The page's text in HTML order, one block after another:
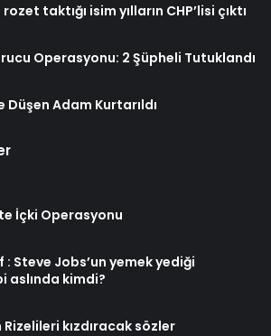
taktığı isim yılların CHP’lisi çıktı
Operasyonu: 2 Şüpheli Tutuklandı
Düşen Adam Kurtarıldı
İçki Operasyonu
Steve Jobs’un yemek yediği
aslında kimdi?
Rizelileri kızdıracak sözler